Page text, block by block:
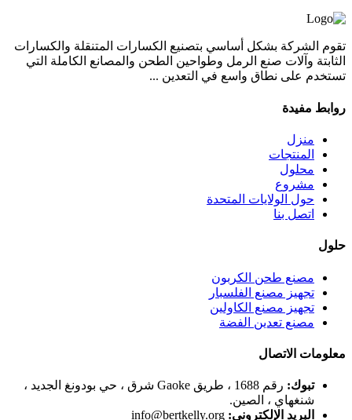
تقوم الشركة بشكل أساسي بتصنيع الكسارات المتنقلة والكسارات
الثابتة وآلات صنع الرمل وطواحين الطحن والمصانع الكاملة التي
تستخدم على نطاق واسع في التعدين ...
روابط مفيدة
منزل
المنتجات
محلول
مشروع
حول الولايات المتحدة
اتصل بنا
حلول
مصنع طحن الكربون
تجهيز مصنع الفلسبار
تجهيز مصنع الكاولين
مصنع تعدين الفضة
معلومات الاتصال
تبوك:
رقم 1688 ، طريق Gaoke شرق ، حي بودونغ الجديد ،
شنغهاي ، الصين.
البريد الإلكتروني: info@bertkelly.org